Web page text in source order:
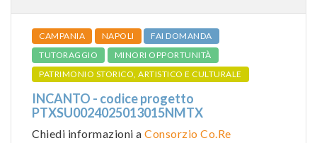
CAMPANIA NAPOLI
FAI DOMANDA
TUTORAGGIO
MINORI OPPORTUNITÀ
PATRIMONIO STORICO, ARTISTICO E CULTURALE
INCANTO - codice progetto
PTXSU0024025013015NMTX
Chiedi informazioni a Consorzio Co.Re